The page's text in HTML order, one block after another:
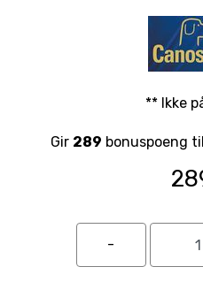
** Ikke
Gir 289 bonuspoeng